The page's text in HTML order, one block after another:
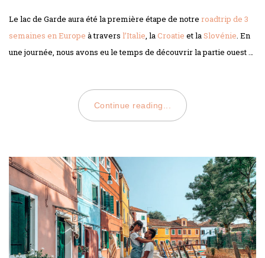
Le lac de Garde aura été la première étape de notre roadtrip de 3
semaines en Europe à travers l’Italie , la Croatie et la Slovénie . En
une journée, nous avons eu le temps de découvrir la partie ouest …
Continue reading...